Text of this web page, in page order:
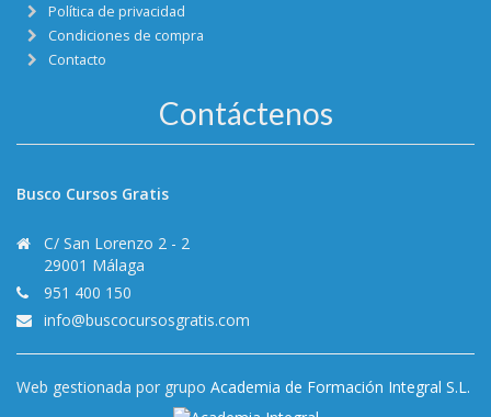
Política de privacidad
Condiciones de compra
Contacto
Contáctenos
Busco Cursos Gratis
C/ San Lorenzo 2 - 2
29001 Málaga
951 400 150
info@buscocursosgratis.com
Web gestionada por grupo Academia de Formación Integral S.L.